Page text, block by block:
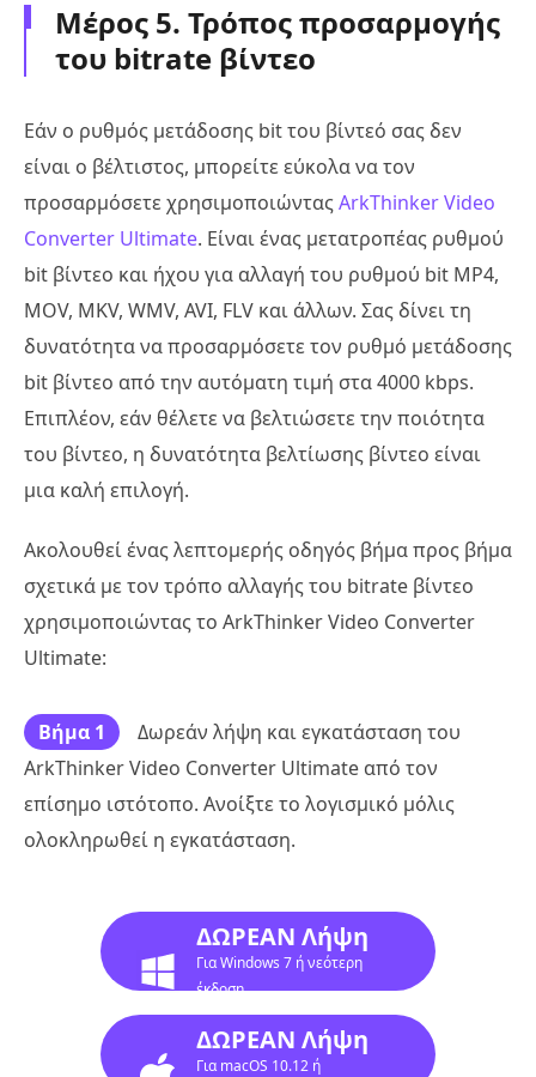
Μέρος 5. Τρόπος προσαρμογής
του bitrate βίντεο
Εάν ο ρυθμός μετάδοσης bit του βίντεό σας δεν
είναι ο βέλτιστος, μπορείτε εύκολα να τον
προσαρμόσετε χρησιμοποιώνταςArkThinker Video
Converter Ultimate. Είναι ένας μετατροπέας ρυθμού
bit βίντεο και ήχου για αλλαγή του ρυθμού bit MP4,
MOV, MKV, WMV, AVI, FLV και άλλων. Σας δίνει τη
δυνατότητα να προσαρμόσετε τον ρυθμό μετάδοσης
bit βίντεο από την αυτόματη τιμή στα 4000 kbps.
Επιπλέον, εάν θέλετε να βελτιώσετε την ποιότητα
του βίντεο, η δυνατότητα βελτίωσης βίντεο είναι
μια καλή επιλογή.
Ακολουθεί ένας λεπτομερής οδηγός βήμα προς βήμα
σχετικά με τον τρόπο αλλαγής του bitrate βίντεο
χρησιμοποιώντας το ArkThinker Video Converter
Ultimate:
Βήμα 1
Δωρεάν λήψη και εγκατάσταση του
ArkThinker Video Converter Ultimate από τον
επίσημο ιστότοπο. Ανοίξτε το λογισμικό μόλις
ολοκληρωθεί η εγκατάσταση.
ΔΩΡΕΑΝ Λήψη
Για Windows 7 ή νεότερη
έκδοση
ΔΩΡΕΑΝ Λήψη
Για macOS 10.12 ή